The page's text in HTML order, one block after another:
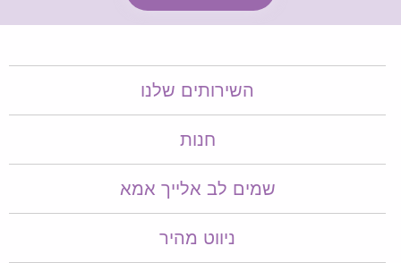
השירותים שלנו
חנות
שמים לב אלייך אמא​​
ניווט מהיר